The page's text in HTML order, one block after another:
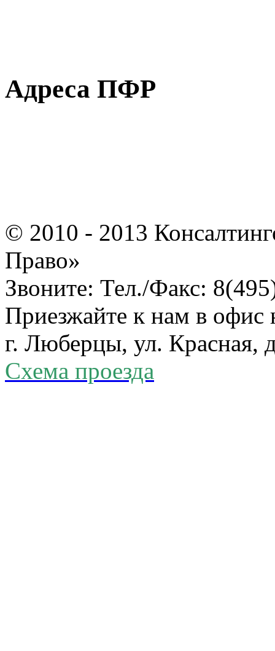
Адреса ПФР
© 2010 - 2013
Право»
Звоните: Тел./Факс:
Приезжайте к нам в офис
г. Люберцы, ул. Красная,
Схема проезда